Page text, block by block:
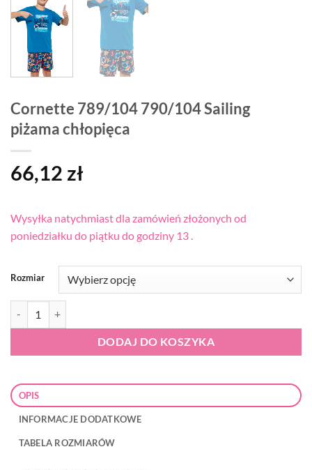
Cornette 789/104 790/104 Sailing
piżama chłopięca
66,12 zł
Wysyłka natychmiast dla zamówień złożonych od
poniedziałku do piątku do godziny 13 .
Rozmiar
DODAJ DO KOSZYKA
OPIS
INFORMACJE DODATKOWE
TABELA ROZMIARÓW